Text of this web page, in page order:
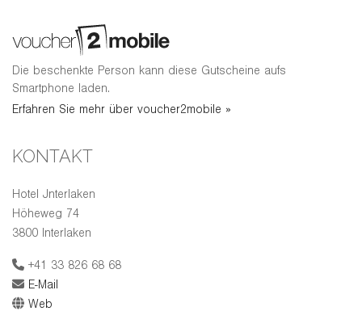
Die beschenkte Person kann diese Gutscheine aufs
Smartphone laden.
Erfahren Sie mehr über voucher2mobile »
KONTAKT
Hotel Jnterlaken
Höheweg 74
3800 Interlaken
+41 33 826 68 68
E-Mail
Web